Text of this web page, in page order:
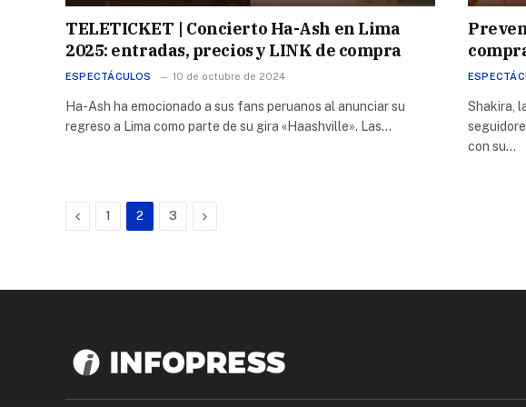
TELETICKET | Concierto Ha-Ash en Lima
2025: entradas, precios y LINK de compra
ESPECTÁCULOS 10 de octubre de 2024
Ha-Ash ha emocionado a sus fans peruanos al anunciar su
regreso a Lima como parte de su gira «Haashville». Las…
Shakira,
con su…
Previous
1 2 3 Next